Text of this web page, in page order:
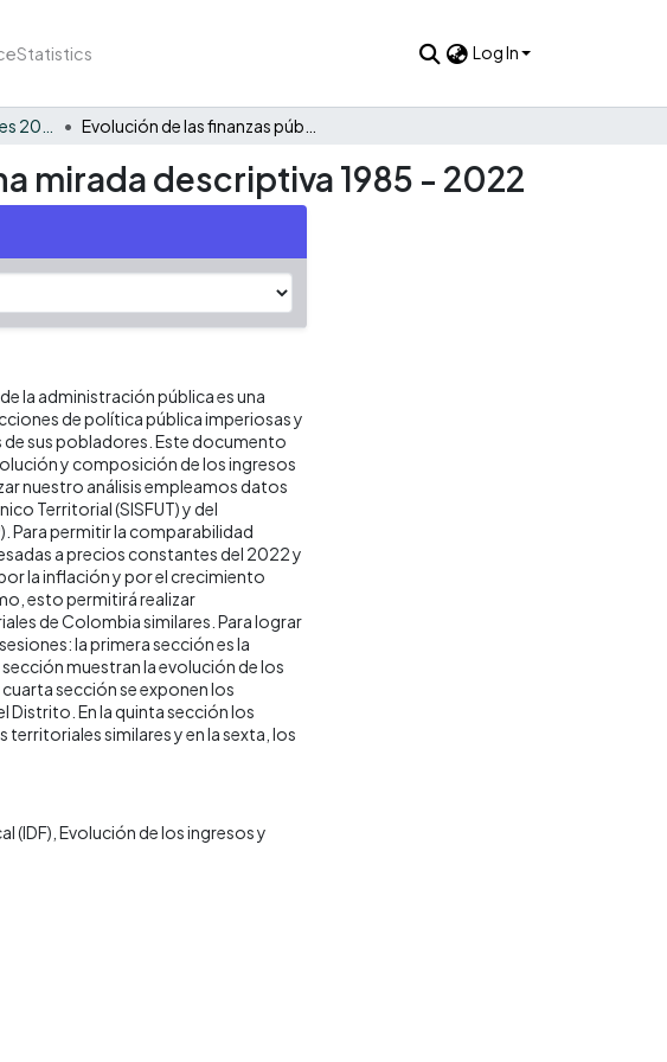
Statistics Log In
mirada descriptiva 1985 - 2022
la administración pública es una
de política pública imperiosas y
de sus pobladores. Este documento
y composición de los ingresos
nuestro análisis empleamos datos
Territorial (SISFUT) y del
Para permitir la comparabilidad
a precios constantes del 2022 y
la inflación y por el crecimiento
esto permitirá realizar
de Colombia similares. Para lograr
la primera sección es la
muestran la evolución de los
sección se exponen los
Distrito. En la quinta sección los
similares y en la sexta, los
(IDF) Evolución de los ingresos y